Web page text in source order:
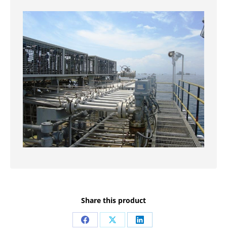
Share this product
Share Share Share